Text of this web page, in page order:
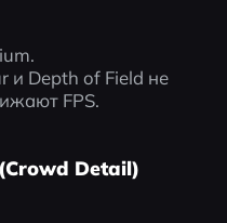
и Depth of Field не
FPS.
Detail)